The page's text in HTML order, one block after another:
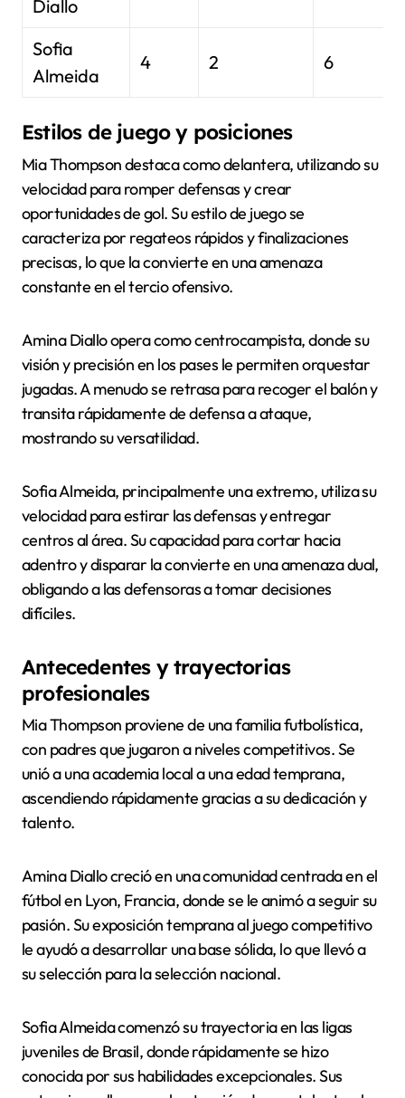
Diallo
Sofia
Almeida
4 2 6
Estilos de juego y posiciones
Mia Thompson destaca como delantera, utilizando su
velocidad para romper defensas y crear
oportunidades de gol. Su estilo de juego se
caracteriza por regateos rápidos y finalizaciones
precisas, lo que la convierte en una amenaza
constante en el tercio ofensivo.
Amina Diallo opera como centrocampista, donde su
visión y precisión en los pases le permiten orquestar
jugadas. A menudo se retrasa para recoger el balón y
transita rápidamente de defensa a ataque,
mostrando su versatilidad.
Sofia Almeida, principalmente una extremo, utiliza su
velocidad para estirar las defensas y entregar
centros al área. Su capacidad para cortar hacia
adentro y disparar la convierte en una amenaza dual,
obligando a las defensoras a tomar decisiones
difíciles.
Antecedentes y trayectorias
profesionales
Mia Thompson proviene de una familia futbolística,
con padres que jugaron a niveles competitivos. Se
unió a una academia local a una edad temprana,
ascendiendo rápidamente gracias a su dedicación y
talento.
Amina Diallo creció en una comunidad centrada en el
fútbol en Lyon, Francia, donde se le animó a seguir su
pasión. Su exposición temprana al juego competitivo
le ayudó a desarrollar una base sólida, lo que llevó a
su selección para la selección nacional.
Sofia Almeida comenzó su trayectoria en las ligas
juveniles de Brasil, donde rápidamente se hizo
conocida por sus habilidades excepcionales. Sus